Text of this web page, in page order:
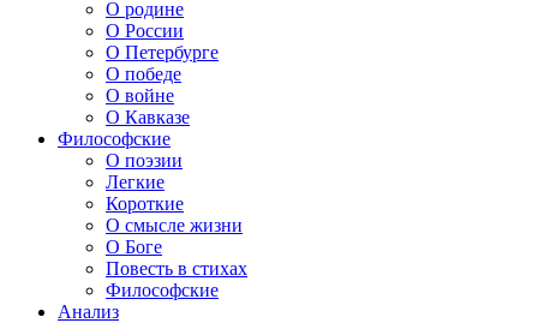
О родине
О России
О Петербурге
О победе
О войне
О Кавказе
Философские
О поэзии
Легкие
Короткие
О смысле жизни
О Боге
Повесть в стихах
Философские
Анализ